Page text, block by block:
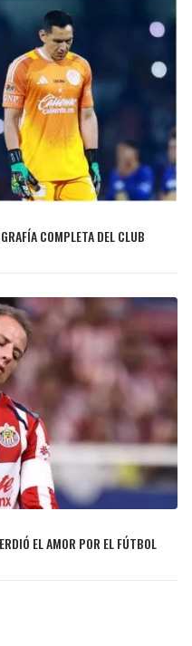
COMPLETA DEL CLUB
EL AMOR POR EL FÚTBOL